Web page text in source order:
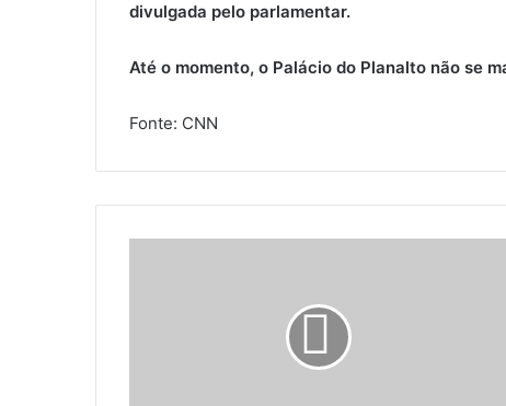
divulgada pelo parlamentar.
Até o momento, o Palácio do Planalto não se
Fonte: CNN